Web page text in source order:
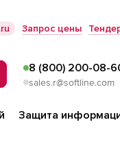
Запрос цены
8 (800) 200-08-
sales.r@softline.com
Защита